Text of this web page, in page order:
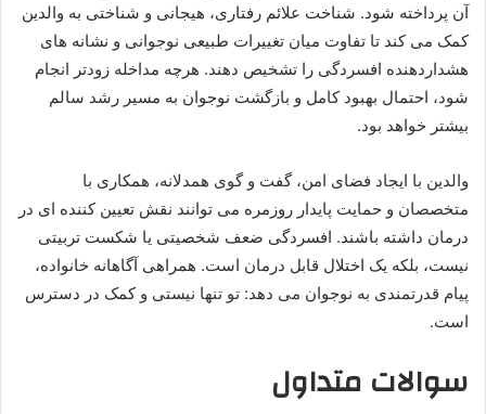
آن پرداخته شود. شناخت علائم رفتاری، هیجانی و شناختی به والدین
کمک می کند تا تفاوت میان تغییرات طبیعی نوجوانی و نشانه های
هشداردهنده افسردگی را تشخیص دهند. هرچه مداخله زودتر انجام
شود، احتمال بهبود کامل و بازگشت نوجوان به مسیر رشد سالم
بیشتر خواهد بود.
والدین با ایجاد فضای امن، گفت و گوی همدلانه، همکاری با
متخصصان و حمایت پایدار روزمره می توانند نقش تعیین کننده ای در
درمان داشته باشند. افسردگی ضعف شخصیتی یا شکست تربیتی
نیست، بلکه یک اختلال قابل درمان است. همراهی آگاهانه خانواده،
پیام قدرتمندی به نوجوان می دهد: تو تنها نیستی و کمک در دسترس
است.
سوالات متداول